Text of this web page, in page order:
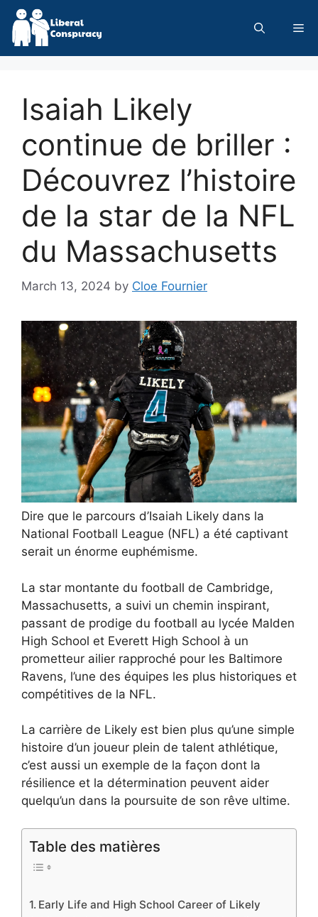
Skip
content
Isaiah Likely
continue de briller :
Découvrez l’histoire
de la star de la NFL
du Massachusetts
March 13, 2024 by Cloe Fournier
Dire que le parcours d’Isaiah Likely dans la
National Football League (NFL) a été captivant
serait un énorme euphémisme.
La star montante du football de Cambridge,
Massachusetts, a suivi un chemin inspirant,
passant de prodige du football au lycée Malden
High School et Everett High School à un
prometteur ailier rapproché pour les Baltimore
Ravens, l’une des équipes les plus historiques et
compétitives de la NFL.
La carrière de Likely est bien plus qu’une simple
histoire d’un joueur plein de talent athlétique,
c’est aussi un exemple de la façon dont la
résilience et la détermination peuvent aider
quelqu’un dans la poursuite de son rêve ultime.
Table des matières
Early Life and High School Career of Likely